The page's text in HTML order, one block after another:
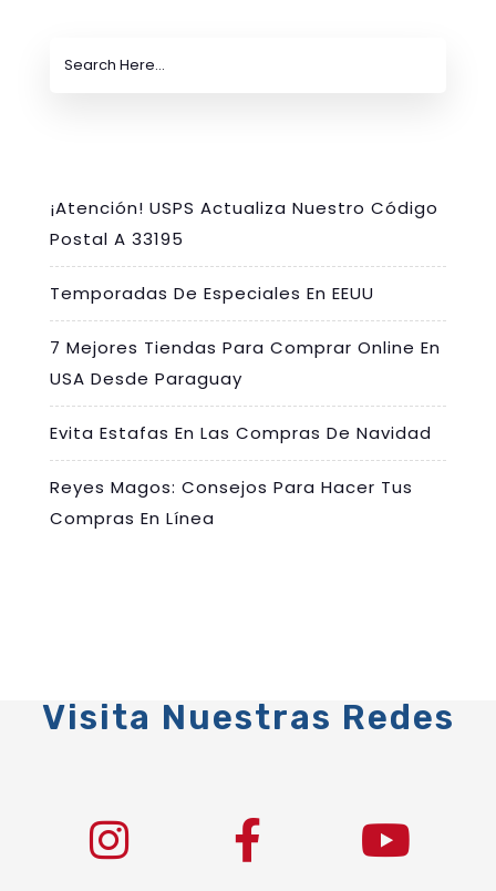
¡Atención! USPS Actualiza Nuestro Código
Postal A 33195
Temporadas De Especiales En EEUU
7 Mejores Tiendas Para Comprar Online En
USA Desde Paraguay
Evita Estafas En Las Compras De Navidad
Reyes Magos: Consejos Para Hacer Tus
Compras En Línea
Visita Nuestras Redes